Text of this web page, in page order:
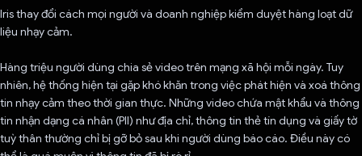
Iris thay đổi cách mọi người và doanh nghiệp kiểm duyệt hàng loạt dữ
liệu nhạy cảm.
Hàng triệu người dùng chia sẻ video trên mạng xã hội mỗi ngày. Tuy
nhiên, hệ thống hiện tại gặp khó khăn trong việc phát hiện và xoá thông
tin nhạy cảm theo thời gian thực. Những video chứa mật khẩu và thông
tin nhận dạng cá nhân (PII) như địa chỉ, thông tin thẻ tín dụng và giấy tờ
tuỳ thân thường chỉ bị gỡ bỏ sau khi người dùng báo cáo. Điều này có